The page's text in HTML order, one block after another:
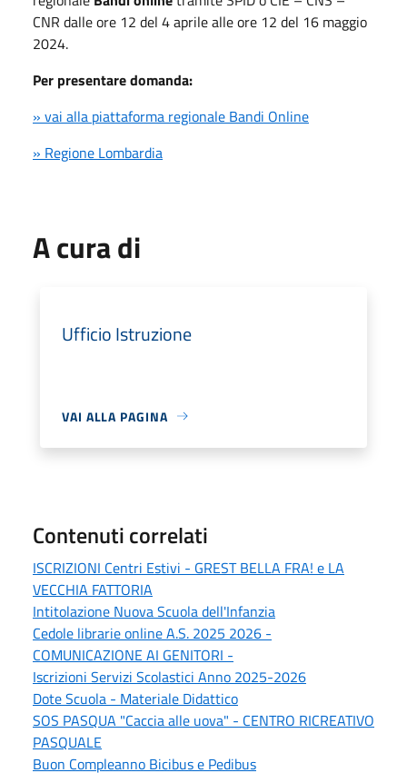
CNR dalle ore 12 del 4 aprile alle ore 12 del 16 maggio
2024.
Per presentare domanda:
» vai alla piattaforma regionale Bandi Online
» Regione Lombardia
A cura di
Ufficio Istruzione
VAI ALLA PAGINA
Contenuti correlati
ISCRIZIONI Centri Estivi - GREST BELLA FRA! e LA
VECCHIA FATTORIA
Intitolazione Nuova Scuola dell'Infanzia
Cedole librarie online A.S. 2025 2026 -
COMUNICAZIONE AI GENITORI -
Iscrizioni Servizi Scolastici Anno 2025-2026
Dote Scuola - Materiale Didattico
SOS PASQUA "Caccia alle uova" - CENTRO RICREATIVO
PASQUALE
Buon Compleanno Bicibus e Pedibus